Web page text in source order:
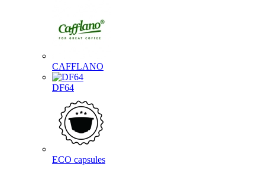
CAFFLANO
DF64
ECO capsules